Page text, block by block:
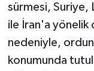
sürmesi, Suriye,
ile İran'a yönelik
nedeniyle,
konumunda